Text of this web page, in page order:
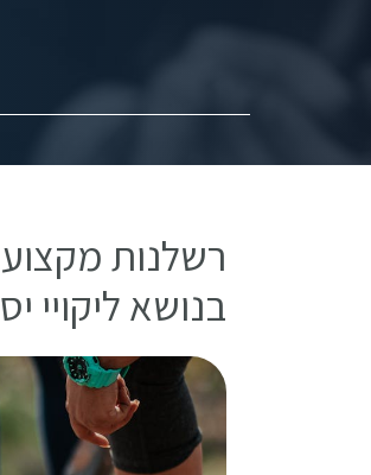
רשלנות
בנושא ליקויי